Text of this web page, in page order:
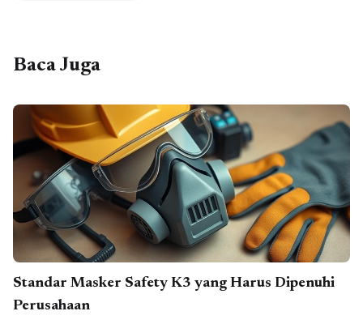
Baca Juga
Standar Masker Safety K3 yang Harus Dipenuhi
Perusahaan